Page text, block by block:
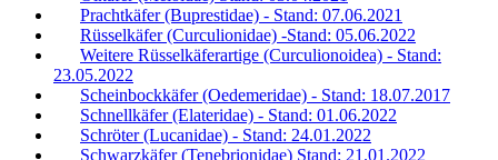
Prachtkäfer (Buprestidae) - Stand: 07.06.2021
Rüsselkäfer (Curculionidae) -Stand: 05.06.2022
Weitere Rüsselkäferartige (Curculionoidea) - Stand:
23.05.2022
Scheinbockkäfer (Oedemeridae) - Stand: 18.07.2017
Schnellkäfer (Elateridae) - Stand: 01.06.2022
Schröter (Lucanidae) - Stand: 24.01.2022
Schwarzkäfer (Tenebrionidae) Stand: 21.01.2022